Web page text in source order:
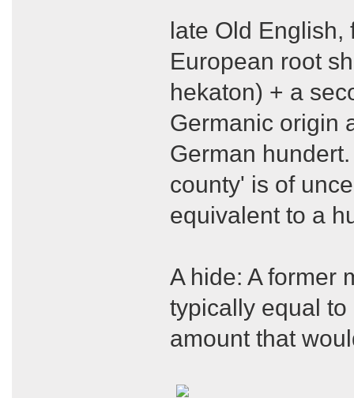
late Old English,
European root
hekaton) + a
Germanic origin
German
county' is of
equivalent to a
A hide: A former
typically equal
amount that